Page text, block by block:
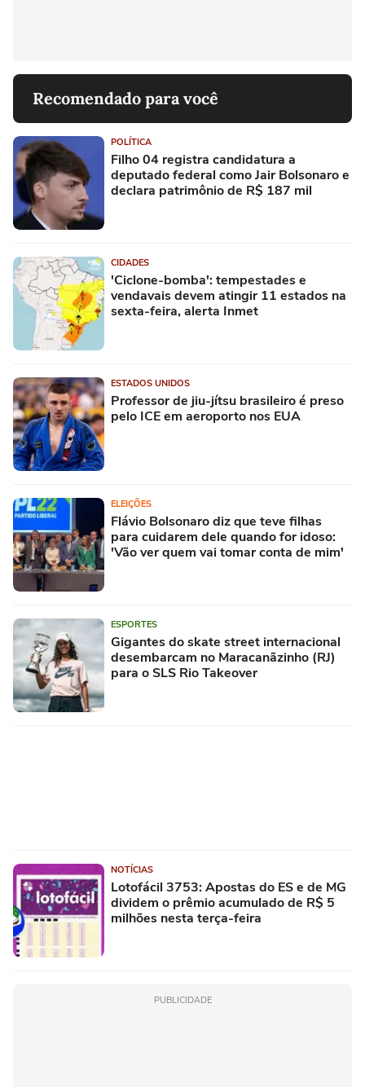
Recomendado para você
POLÍTICA
Filho 04 registra candidatura a
deputado federal como Jair Bolsonaro e
declara patrimônio de R$ 187 mil
CIDADES
'Ciclone-bomba': tempestades e
vendavais devem atingir 11 estados na
sexta-feira, alerta Inmet
ESTADOS UNIDOS
Professor de jiu-jítsu brasileiro é preso
pelo ICE em aeroporto nos EUA
ELEIÇÕES
Flávio Bolsonaro diz que teve filhas
para cuidarem dele quando for idoso:
'Vão ver quem vai tomar conta de mim'
ESPORTES
Gigantes do skate street internacional
desembarcam no Maracanãzinho (RJ)
para o SLS Rio Takeover
NOTÍCIAS
Lotofácil 3753: Apostas do ES e de MG
dividem o prêmio acumulado de R$ 5
milhões nesta terça-feira
PUBLICIDADE